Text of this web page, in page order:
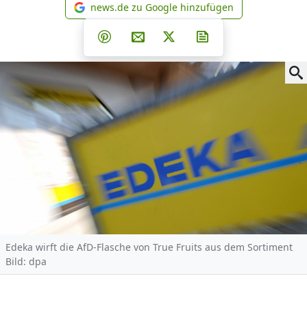
news.de zu Google
news.de zu Google hinzufügen
Teilen auf Facebook
Teilen auf Whatsapp
Teilen auf Telegram
Teilen auf Pinterest
Per E-Mail teilen
Post auf X
Edeka wirft die AfD-Flasche von True Fruits aus dem Sortiment
Bild: dpa